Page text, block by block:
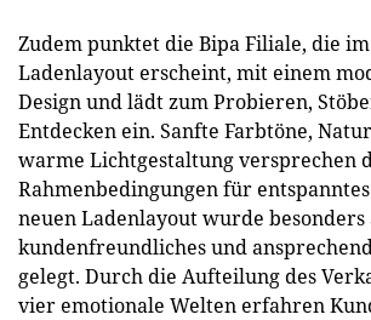
Zudem punktet die Bipa Filiale, die
Ladenlayout erscheint, mit einem
Design und lädt zum Probieren,
Entdecken ein. Sanfte Farbtöne,
warme Lichtgestaltung versprechen
Rahmenbedingungen für
neuen Ladenlayout wurde besonders
kundenfreundliches und
gelegt. Durch die Aufteilung des
vier emotionale Welten erfahren